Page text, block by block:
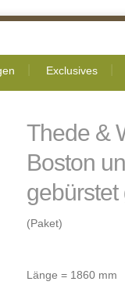
Exclusives
Thede &
Boston
gebürstet
(Paket)
Länge = 1860 mm